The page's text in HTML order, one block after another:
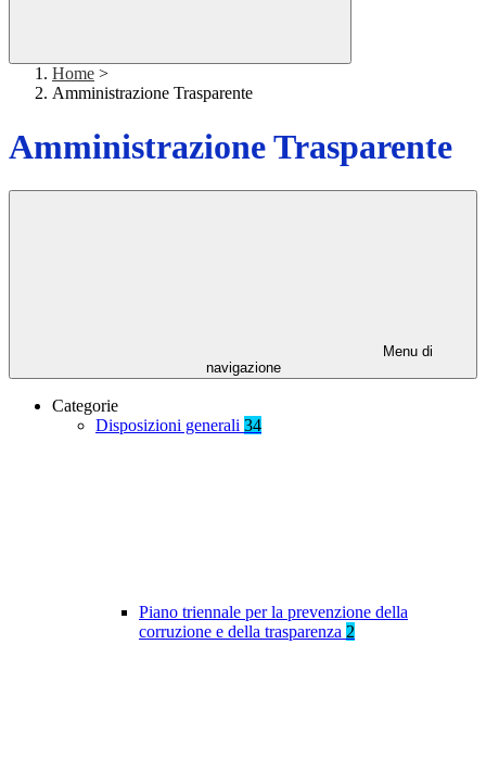
Home >
Amministrazione Trasparente
Amministrazione Trasparente
Menu di
navigazione
Categorie
Disposizioni generali 34
Piano triennale per la prevenzione della
corruzione e della trasparenza 2